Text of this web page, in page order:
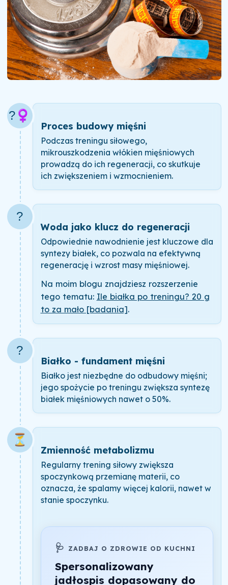
?️‍♀️
Proces budowy mięśni
Podczas treningu siłowego,
mikrouszkodzenia włókien mięśniowych
prowadzą do ich regeneracji, co skutkuje
ich zwiększeniem i wzmocnieniem.
?
Woda jako klucz do regeneracji
Odpowiednie nawodnienie jest kluczowe dla
syntezy białek, co pozwala na efektywną
regenerację i wzrost masy mięśniowej.
Na moim blogu znajdziesz rozszerzenie
tego tematu: Ile białka po treningu? 20 g
to za mało [badania].
?
Białko - fundament mięśni
Białko jest niezbędne do odbudowy mięśni;
jego spożycie po treningu zwiększa syntezę
białek mięśniowych nawet o 50%.
⏳
Zmienność metabolizmu
Regularny trening siłowy zwiększa
spoczynkową przemianę materii, co
oznacza, że spalamy więcej kalorii, nawet w
stanie spoczynku.
🩺 ZADBAJ O ZDROWIE OD KUCHNI
Spersonalizowany
jadłospis dopasowany do